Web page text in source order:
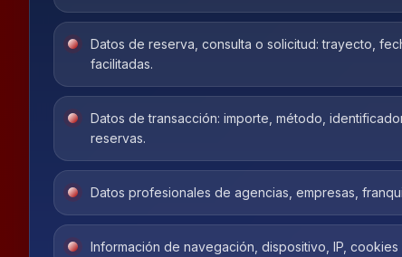
Datos de reserva, consulta o solicitud: trayecto,
facilitadas.
Datos de transacción: importe, método,
reservas.
Datos profesionales de agencias, empresas,
Información de navegación, dispositivo, IP, cookies